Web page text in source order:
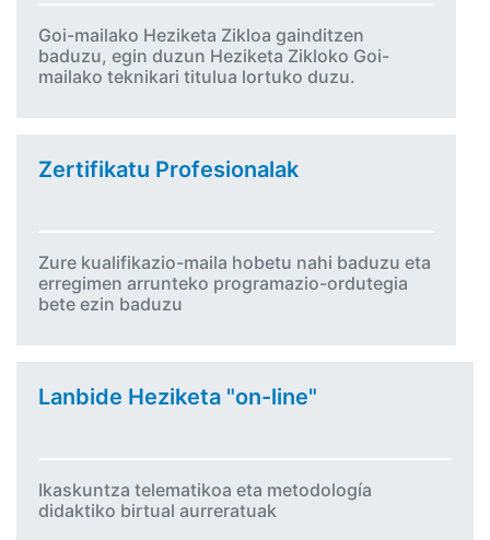
Goi-mailako Heziketa Zikloa gainditzen
baduzu, egin duzun Heziketa Zikloko Goi-
mailako teknikari titulua lortuko duzu.
Zertifikatu Profesionalak
Zure kualifikazio-maila hobetu nahi baduzu eta
erregimen arrunteko programazio-ordutegia
bete ezin baduzu
Lanbide Heziketa "on-line"
Ikaskuntza telematikoa eta metodología
didaktiko birtual aurreratuak